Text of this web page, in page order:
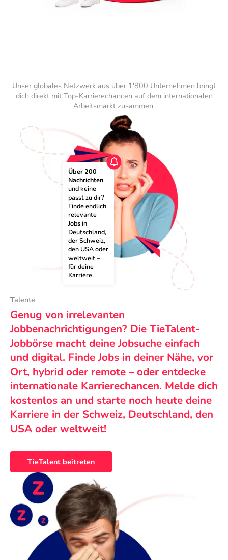
Unser globales Netzwerk aus über 1'800 Unternehmen bringt
dich direkt mit Top-Karrierechancen auf dem internationalen
Arbeitsmarkt zusammen.
Über 200
Nachrichten
und keine
passt zu dir?
Finde endlich
relevante
Jobs in
Deutschland,
der Schweiz,
den USA oder
weltweit –
für deine
Karriere.
Talente
Genug von irrelevanten
Jobbenachrichtigungen? Die TieTalent-
Jobbörse macht deine Jobsuche einfach
und digital. Finde Jobs in deiner Nähe, vor
Ort, hybrid oder remote – oder entdecke
internationale Karrierechancen. Melde dich
kostenlos an und starte noch heute deine
Karriere in der Schweiz, Deutschland, den
USA oder weltweit!
TieTalent beitreten